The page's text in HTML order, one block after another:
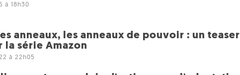
à 18h30
anneaux, les anneaux de pouvoir : un teaser
la série Amazon
à 22h05